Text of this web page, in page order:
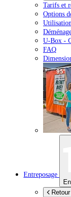
Tarifs et
Options
U-Box -
FAQ
Entreposage